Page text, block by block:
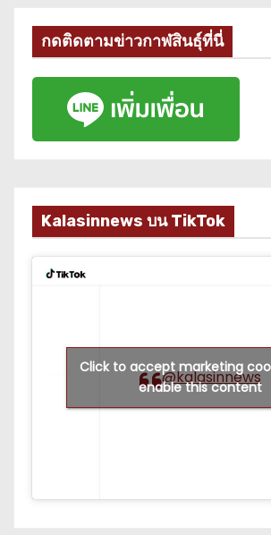
กดติดตามข่าวกาฬสินธุ์ที่นี่
Kalasinnews บน TikTok
@kalasinnews
Click to accept marketing
enable this content